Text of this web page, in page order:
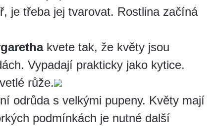
je třeba jej tvarovat. Rostlina začíná
kvete tak, že květy jsou
Vypadají prakticky jako kytice.
růže.
odrůda s velkými pupeny. Květy mají
podmínkách je nutné další